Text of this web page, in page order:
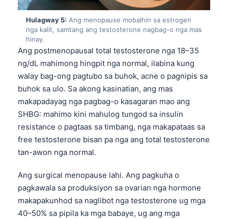
Hulagway 5: Ang menopause mobalhin sa estrogen
nga kalit, samtang ang testosterone nagbag-o nga mas
hinay.
Ang postmenopausal total testosterone nga 18–35
ng/dL mahimong hingpit nga normal, ilabina kung
walay bag-ong pagtubo sa buhok, acne o pagnipis sa
buhok sa ulo. Sa akong kasinatian, ang mas
makapadayag nga pagbag-o kasagaran mao ang
SHBG: mahimo kini mahulog tungod sa insulin
resistance o pagtaas sa timbang, nga makapataas sa
free testosterone bisan pa nga ang total testosterone
tan-awon nga normal.
Ang surgical menopause lahi. Ang pagkuha o
pagkawala sa produksiyon sa ovarian nga hormone
makapakunhod sa naglibot nga testosterone ug mga
40–50% sa pipila ka mga babaye, ug ang mga
Кыргызча
Татар теле
Беларуская мова
Ślōnskŏ gŏdka
Norsk bokmål